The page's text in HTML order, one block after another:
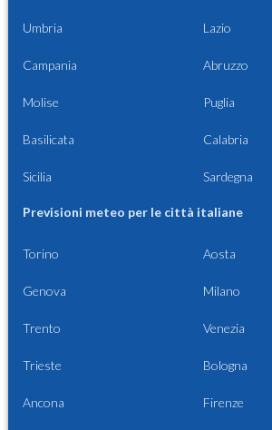
Umbria Lazio
Campania Abruzzo
Molise Puglia
Basilicata Calabria
Sicilia Sardegna
Previsioni meteo per le città italiane
Torino Aosta
Genova Milano
Trento Venezia
Trieste Bologna
Ancona Firenze